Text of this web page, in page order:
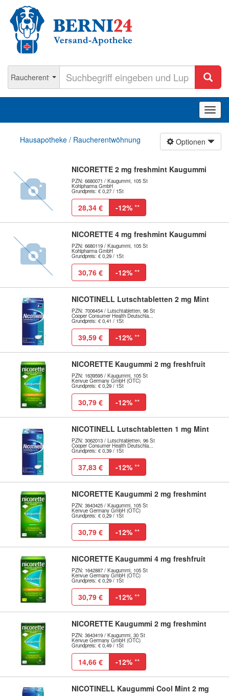
ein-/
Optionen
Hausapotheke / Raucherentwöhnung
NICORETTE 2 mg freshmint Kaugummi
PZN: 6680071 / Kaugummi, 105 St
Kohlpharma GmbH
Grundpreis: € 0,27 / 1St
28,34 € -12% **
NICORETTE 4 mg freshmint Kaugummi
PZN: 6680119 / Kaugummi, 105 St
Kohlpharma GmbH
Grundpreis: € 0,29 / 1St
30,76 € -12% **
NICOTINELL Lutschtabletten 2 mg Mint
PZN: 7006454 / Lutschtabletten, 96 St
Cooper Consumer Health Deutschla...
Grundpreis: € 0,41 / 1St
39,59 € -12% **
NICORETTE Kaugummi 2 mg freshfruit
PZN: 1639595 / Kaugummi, 105 St
Kenvue Germany GmbH (OTC)
Grundpreis: € 0,29 / 1St
30,79 € -12% **
NICOTINELL Lutschtabletten 1 mg Mint
PZN: 3062013 / Lutschtabletten, 96 St
Cooper Consumer Health Deutschla...
Grundpreis: € 0,39 / 1St
37,83 € -12% **
NICORETTE Kaugummi 2 mg freshmint
PZN: 3643425 / Kaugummi, 105 St
Kenvue Germany GmbH (OTC)
Grundpreis: € 0,29 / 1St
30,79 € -12% **
NICORETTE Kaugummi 4 mg freshfruit
PZN: 1642887 / Kaugummi, 105 St
Kenvue Germany GmbH (OTC)
Grundpreis: € 0,29 / 1St
30,79 € -12% **
NICORETTE Kaugummi 2 mg freshmint
PZN: 3643419 / Kaugummi, 30 St
Kenvue Germany GmbH (OTC)
Grundpreis: € 0,49 / 1St
14,66 € -12% **
NICOTINELL Kaugummi Cool Mint 2 mg